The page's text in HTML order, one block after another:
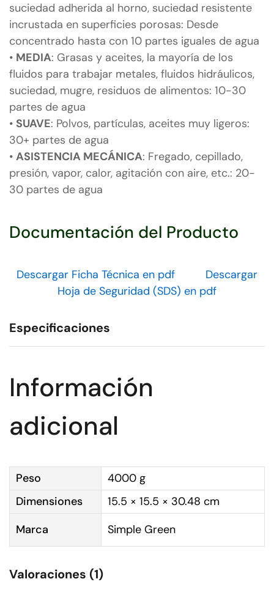
suciedad adherida al horno, suciedad resistente
incrustada en superficies porosas: Desde
concentrado hasta con 10 partes iguales de agua
• MEDIA: Grasas y aceites, la mayoría de los
fluidos para trabajar metales, fluidos hidráulicos,
suciedad, mugre, residuos de alimentos: 10-30
partes de agua
• SUAVE: Polvos, partículas, aceites muy ligeros:
30+ partes de agua
• ASISTENCIA MECÁNICA: Fregado, cepillado,
presión, vapor, calor, agitación con aire, etc.: 20-
30 partes de agua
Documentación del Producto
Descargar Ficha Técnica en pdf
Descargar
Hoja de Seguridad (SDS) en pdf
Especificaciones
Información
adicional
Peso
4000 g
Dimensiones
15.5 × 15.5 × 30.48 cm
Marca
Simple Green
Valoraciones (1)